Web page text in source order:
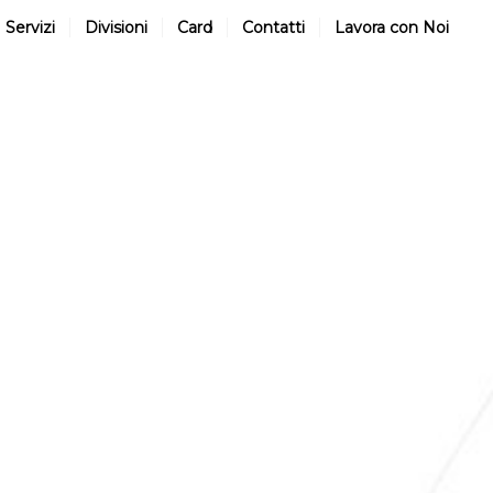
Servizi Divisioni Card Contatti Lavora con Noi